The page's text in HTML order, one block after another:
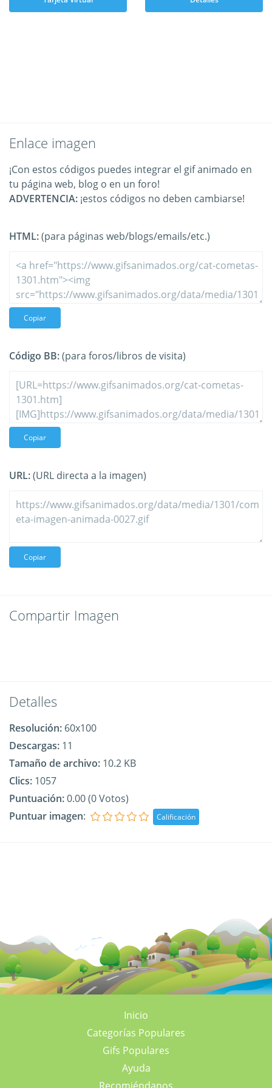
Enlace imagen
¡Con estos códigos puedes integrar el gif animado en
tu página web, blog o en un foro!
ADVERTENCIA: ¡estos códigos no deben cambiarse!
HTML:(para páginas web/blogs/emails/etc.)
Copiar
Código BB:(para foros/libros de visita)
Copiar
URL:(URL directa a la imagen)
Copiar
Compartir Imagen
Detalles
Resolución: 60x100
Descargas: 11
Tamaño de archivo: 10.2 KB
Clics: 1057
Puntuación:0.00 (0 Votos)
Puntuar imagen:
Inicio
Categorías Populares
Gifs Populares
Ayuda